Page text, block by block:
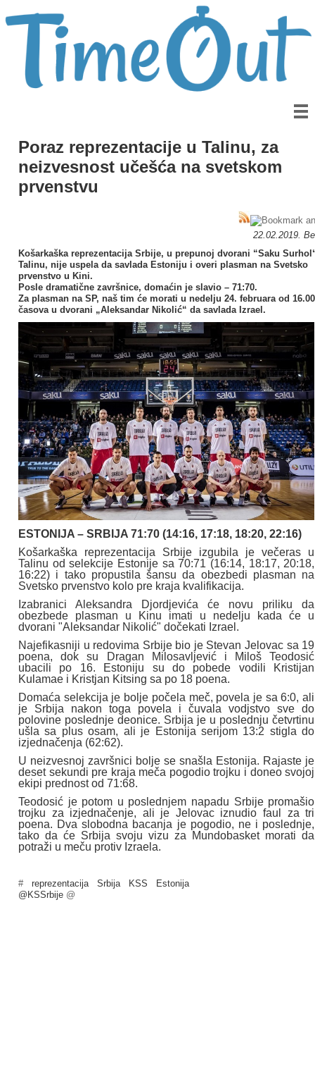
Poraz reprezentacije u Talinu, za
neizvesnost učešća na svetskom
prvenstvu
22.02.2019.
Košarkaška reprezentacija Srbije, u prepunoj dvorani “Saku
Talinu, nije uspela da savlada Estoniju i overi plasman na Svetsko
prvenstvo u Kini.
Posle dramatične završnice, domaćin je slavio – 71:70.
Za plasman na SP, naš tim će morati u nedelju 24. februara od 16.00
časova u dvorani „Aleksandar Nikolić“ da savlada Izrael.
ESTONIJA – SRBIJA 71:70 (14:16, 17:18, 18:20, 22:16)
Košarkaška reprezentacija Srbije izgubila je večeras u
Talinu od selekcije Estonije sa 70:71 (16:14, 18:17, 20:18,
16:22) i tako propustila šansu da obezbedi plasman na
Svetsko prvenstvo kolo pre kraja kvalifikacija.
Izabranici Aleksandra Djordjevića će novu priliku da
obezbede plasman u Kinu imati u nedelju kada će u
dvorani "Aleksandar Nikolić" dočekati Izrael.
Najefikasniji u redovima Srbije bio je Stevan Jelovac sa 19
poena, dok su Dragan Milosavljević i Miloš Teodosić
ubacili po 16. Estoniju su do pobede vodili Kristijan
Kulamae i Kristjan Kitsing sa po 18 poena.
Domaća selekcija je bolje počela meč, povela je sa 6:0, ali
je Srbija nakon toga povela i čuvala vodjstvo sve do
polovine poslednje deonice. Srbija je u poslednju četvrtinu
ušla sa plus osam, ali je Estonija serijom 13:2 stigla do
izjednačenja (62:62).
U neizvesnoj završnici bolje se snašla Estonija. Rajaste je
deset sekundi pre kraja meča pogodio trojku i doneo svojoj
ekipi prednost od 71:68.
Teodosić je potom u poslednjem napadu Srbije promašio
trojku za izjednačenje, ali je Jelovac iznudio faul za tri
poena. Dva slobodna bacanja je pogodio, ne i poslednje,
tako da će Srbija svoju vizu za Mundobasket morati da
potraži u meču protiv Izraela.
# reprezentacija Srbija KSS
Estonija
@KSSrbije @